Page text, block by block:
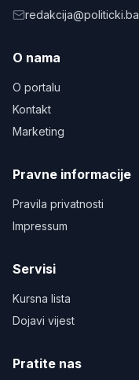
redakcija@politicki.ba
O nama
O portalu
Kontakt
Marketing
Pravne informacije
Pravila privatnosti
Impressum
Servisi
Kursna lista
Dojavi vijest
Pratite nas